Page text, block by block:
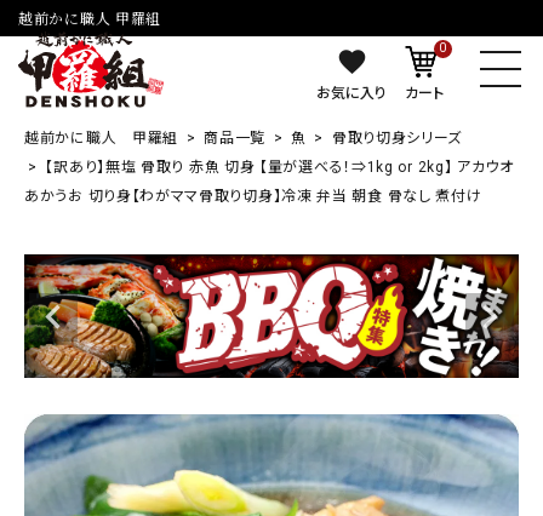
越前かに職人 甲羅組
お気に入り
0
カート
越前かに職人 甲羅組 商品一覧 魚
骨取り切身シリーズ
【訳あり】無塩 骨取り 赤魚 切身 【量が選べる！⇒1kg or 2kg】 アカウオ
あかうお 切り身【わがママ骨取り切身】冷凍 弁当 朝食 骨なし 煮付け